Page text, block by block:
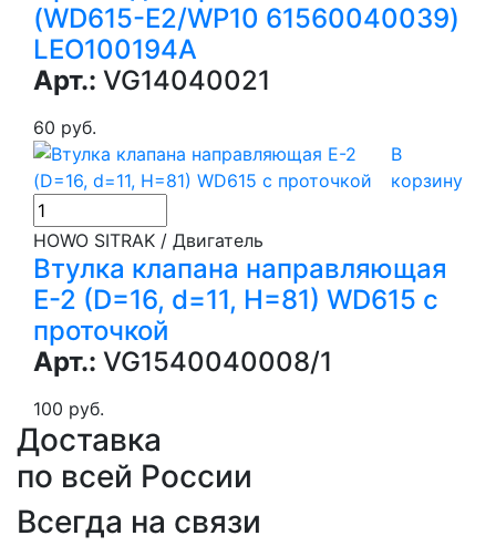
(WD615-E2/WP10 61560040039)
LEO100194A
Арт.: VG14040021
60 руб.
В
корзину
HOWO SITRAK / Двигатель
Втулка клапана направляющая
E-2 (D=16, d=11, H=81) WD615 с
проточкой
Арт.: VG1540040008/1
100 руб.
Доставка
по всей России
Всегда на связи